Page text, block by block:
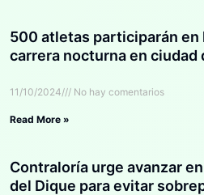
500 atletas participarán en
carrera nocturna en ciudad
11/10/2024 No hay comentarios
Read More »
Contraloría urge avanzar
del Dique para evitar